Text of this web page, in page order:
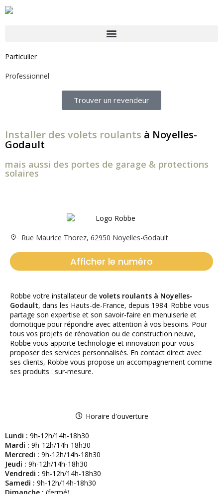
Particulier
Professionnel
Trouver un revendeur
Installer des volets roulants à Noyelles-
Godault
mais aussi des portes de garage & protections
solaires
Rue Maurice Thorez, 62950 Noyelles-Godault
Afficher le numéro
Robbe votre installateur de volets roulants à Noyelles-
Godault, dans les Hauts-de-France, depuis 1984. Robbe vous
partage son expertise et son savoir-faire en menuiserie et
domotique pour répondre avec attention à vos besoins. Pour
tous vos projets de rénovation ou de construction neuve,
Robbe vous apporte technologie et innovation pour vous
proposer des services personnalisés. En contact direct avec
ses clients, Robbe vous propose un accompagnement comme
ses produits : sur-mesure.
Horaire d'ouverture
Lundi : 9h-12h/14h-18h30
Mardi : 9h-12h/14h-18h30
Mercredi : 9h-12h/14h-18h30
Jeudi : 9h-12h/14h-18h30
Vendredi : 9h-12h/14h-18h30
Samedi : 9h-12h/14h-18h30
Dimanche : (fermé)